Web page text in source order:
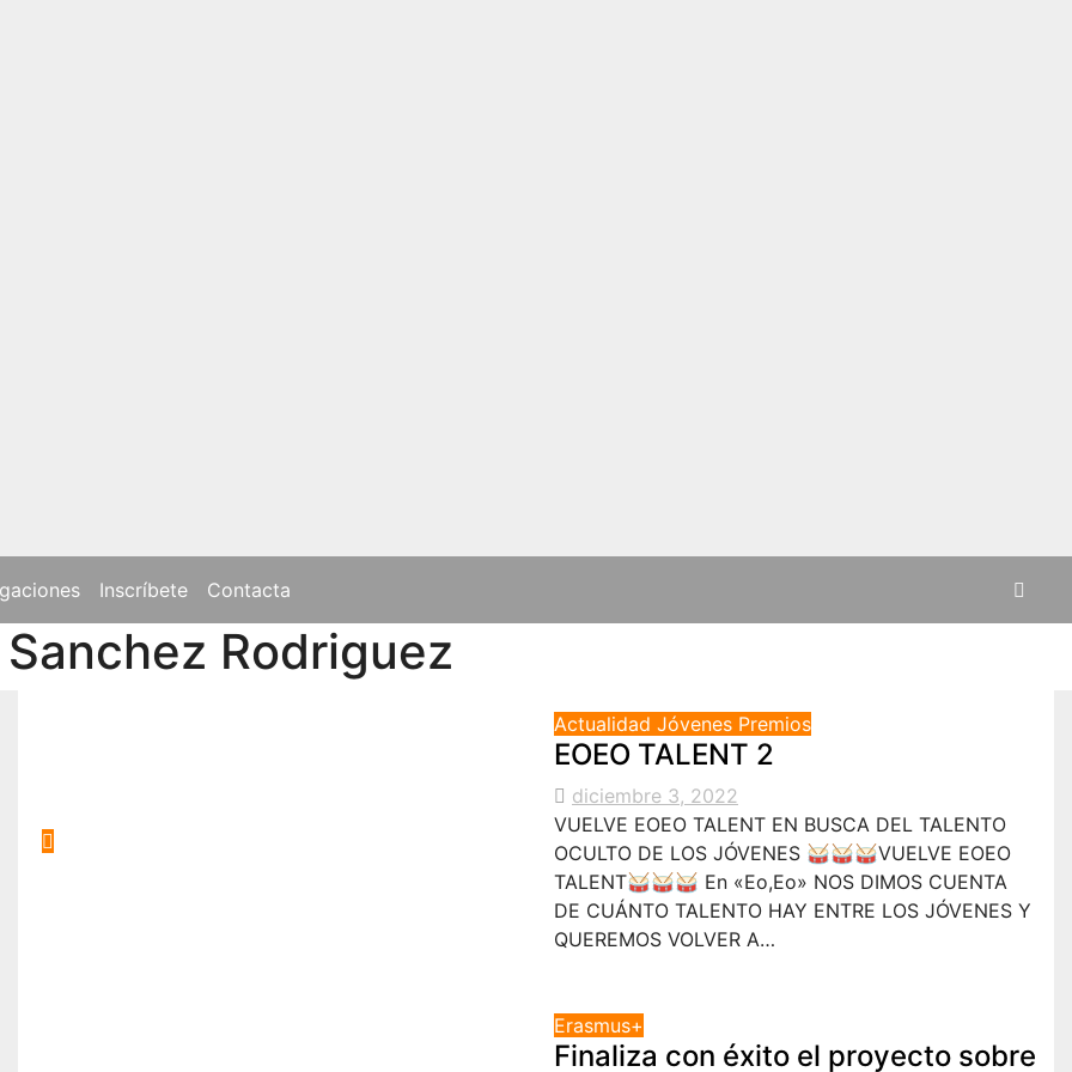
Inscríbete Contacta
Rodriguez
Actualidad Jóvenes Premios
EOEO TALENT 2
diciembre 3, 2022
VUELVE EOEO TALENT EN BUSCA DEL TALENTO
OCULTO DE LOS JÓVENES 🥁🥁🥁VUELVE EOEO
TALENT🥁🥁🥁 En «Eo,Eo» NOS DIMOS CUENTA
DE CUÁNTO TALENTO HAY ENTRE LOS JÓVENES Y
QUEREMOS VOLVER A…
Erasmus+
Finaliza con éxito el proyecto sobre